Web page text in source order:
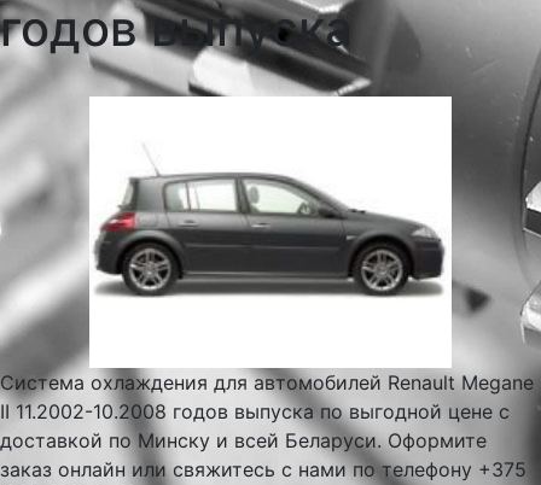
годов выпуска
Система охлаждения для автомобилей Renault Megane
II 11.2002-10.2008 годов выпуска по выгодной цене с
доставкой по Минску и всей Беларуси. Оформите
заказ онлайн или свяжитесь с нами по телефону +375